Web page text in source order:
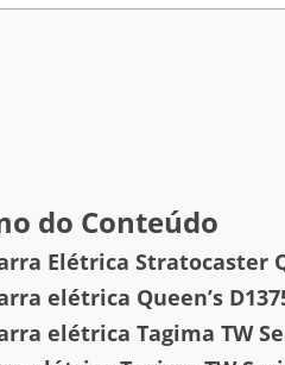
do Conteúdo
Elétrica Stratocaster
elétrica Queen’s
elétrica Tagima TW